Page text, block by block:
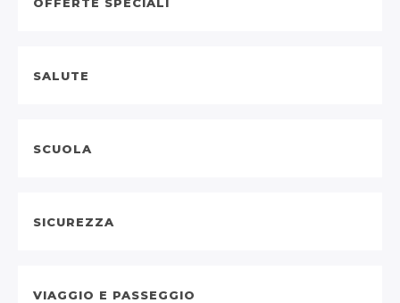
SALUTE
SCUOLA
SICUREZZA
VIAGGIO E PASSEGGIO